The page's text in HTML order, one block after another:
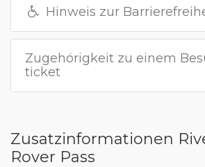
Hinweis zur
Zugehörigkeit zu einem
ticket
Zusatzinformationen
Rover Pass